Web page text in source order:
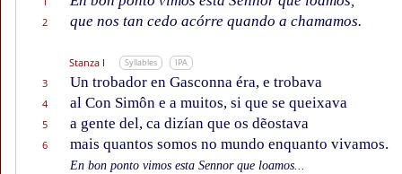
2 que nos tan cedo acórre quando a chamamos.
Stanza I Syllables IPA
3 Un trobador en Gasconna éra, e trobava
4 al Con Simôn e a muitos, si que se queixava
5 a gente del, ca dizían que os dẽostava
6 mais quantos somos no mundo enquanto vivamos.
En bon ponto vimos esta Sennor que loamos...